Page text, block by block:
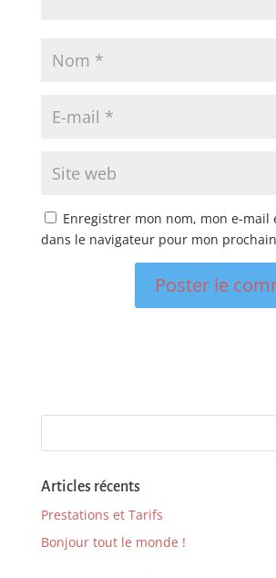
Enregistrer mon nom, mon e-mail
dans le navigateur pour mon
Articles récents
Prestations et Tarifs
Bonjour tout le monde !